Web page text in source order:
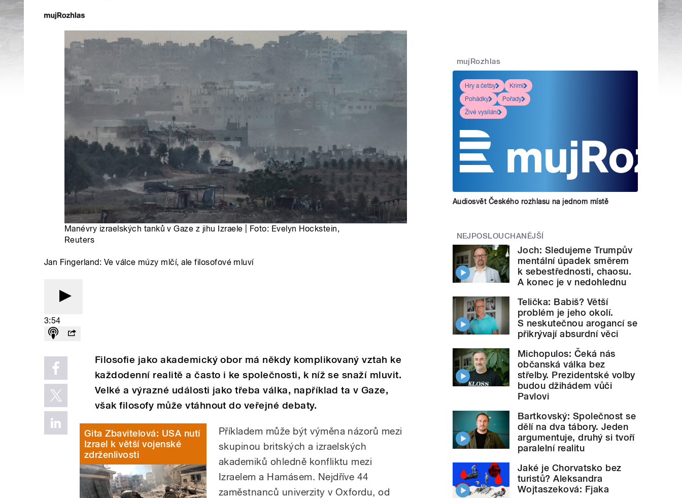
Manévry izraelských tanků v Gaze z jihu Izraele | Foto: Evelyn Hockstein,
Reuters
Jan Fingerland: Ve válce múzy mlčí, ale filosofové mluví
3:54
Filosofie jako akademický obor má někdy komplikovaný vztah ke
každodenní realitě a často i ke společnosti, k níž se snaží mluvit.
Velké a výrazné události jako třeba válka, například ta v Gaze,
však filosofy může vtáhnout do veřejné debaty.
Gita Zbavitelová: USA nutí
Izrael k větší vojenské
zdrženlivosti
Příkladem může být výměna názorů mezi
skupinou britských a izraelských
akademiků ohledně konfliktu mezi
Izraelem a Hamásem. Nejdříve 44
zaměstnanců univerzity v Oxfordu, od
mujRozhlas
Hry a četby
Krimi
Pohádky
Pořady
Živé vysílání
Audiosvět Českého rozhlasu na jednom místě
NEJPOSLOUCHANĚJŠÍ
Joch: Sledujeme Trumpův
mentální úpadek směrem
k sebestřednosti, chaosu.
A konec je v nedohlednu
Telička: Babiš? Větší
problém je jeho okolí.
S neskutečnou arogancí se
přikrývají absurdní věci
Michopulos: Čeká nás
občanská válka bez
střelby. Prezidentské volby
budou džihádem vůči
Pavlovi
Bartkovský: Společnost se
dělí na dva tábory. Jeden
argumentuje, druhý si tvoří
paralelní realitu
Jaké je Chorvatsko bez
turistů? Aleksandra
Wojtaszeková: Fjaka